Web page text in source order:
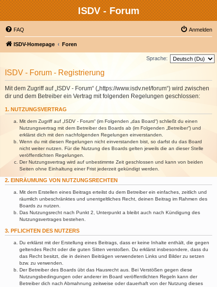
ISDV - Forum
FAQ Anmelden
ISDV-Homepage Foren
Sprache:
ISDV - Forum - Registrierung
Mit dem Zugriff auf „ISDV - Forum“ („https://www.isdv.net/forum“) wird zwischen
dir und dem Betreiber ein Vertrag mit folgenden Regelungen geschlossen:
1. NUTZUNGSVERTRAG
Mit dem Zugriff auf „ISDV - Forum“ (im Folgenden „das Board“) schließt du einen
Nutzungsvertrag mit dem Betreiber des Boards ab (im Folgenden „Betreiber“) und
erklärst dich mit den nachfolgenden Regelungen einverstanden.
Wenn du mit diesen Regelungen nicht einverstanden bist, so darfst du das Board
nicht weiter nutzen. Für die Nutzung des Boards gelten jeweils die an dieser Stelle
veröffentlichten Regelungen.
Der Nutzungsvertrag wird auf unbestimmte Zeit geschlossen und kann von beiden
Seiten ohne Einhaltung einer Frist jederzeit gekündigt werden.
2. EINRÄUMUNG VON NUTZUNGSRECHTEN
Mit dem Erstellen eines Beitrags erteilst du dem Betreiber ein einfaches, zeitlich und
räumlich unbeschränktes und unentgeltliches Recht, deinen Beitrag im Rahmen des
Boards zu nutzen.
Das Nutzungsrecht nach Punkt 2, Unterpunkt a bleibt auch nach Kündigung des
Nutzungsvertrages bestehen.
3. PFLICHTEN DES NUTZERS
Du erklärst mit der Erstellung eines Beitrags, dass er keine Inhalte enthält, die gegen
geltendes Recht oder die guten Sitten verstoßen. Du erklärst insbesondere, dass du
das Recht besitzt, die in deinen Beiträgen verwendeten Links und Bilder zu setzen
bzw. zu verwenden.
Der Betreiber des Boards übt das Hausrecht aus. Bei Verstößen gegen diese
Nutzungsbedingungen oder anderer im Board veröffentlichten Regeln kann der
Betreiber dich nach Abmahnung zeitweise oder dauerhaft von der Nutzung dieses